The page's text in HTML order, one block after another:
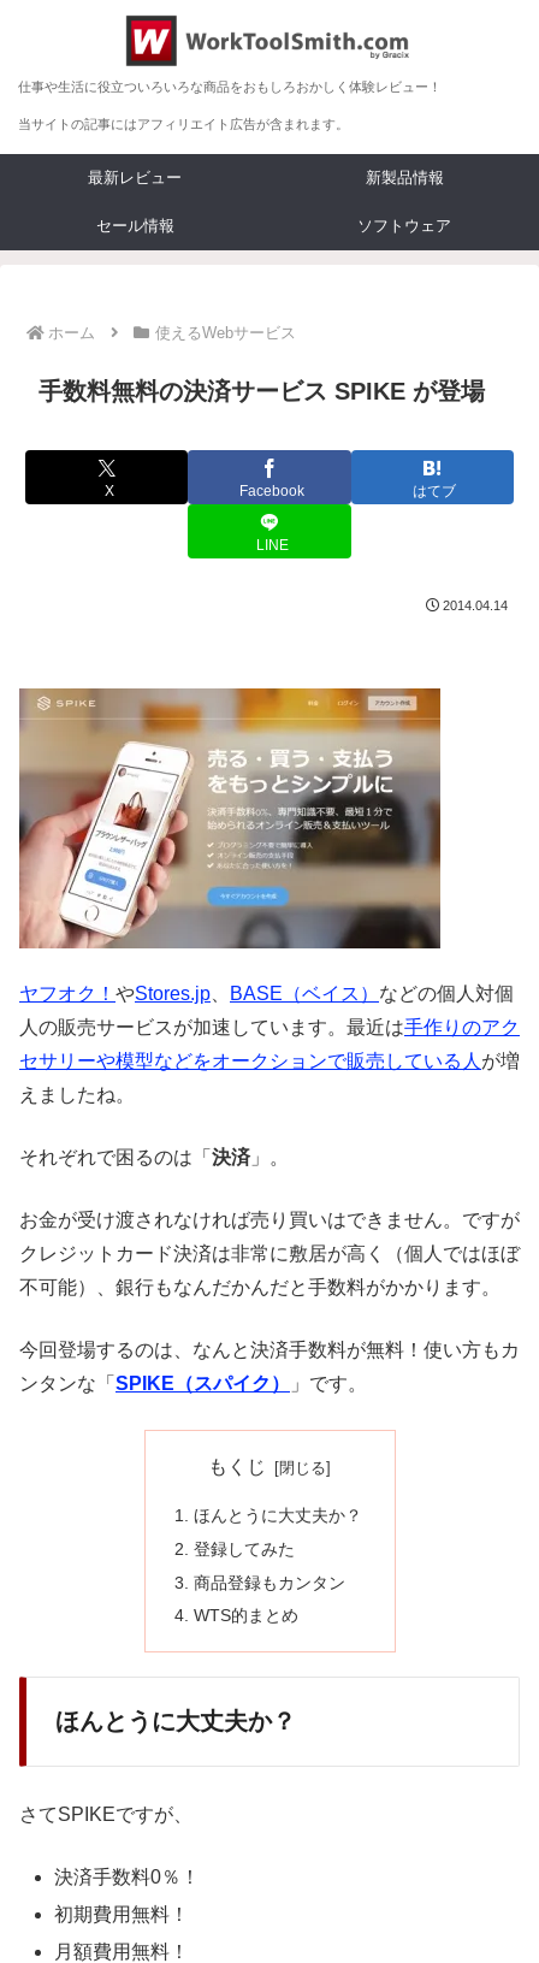
仕事や生活に役立ついろいろな商品をおもしろおかしく体験レビュー！
当サイトの記事にはアフィリエイト広告が含まれます。
最新レビュー 新製品情報
セール情報 ソフトウェア
ホーム 使えるWebサービス
手数料無料の決済サービス SPIKE が登場
X Facebook はてブ
LINE
2014.04.14
ヤフオク！ やStores.jp BASE（ベイス） などの個人対個
人の販売サービスが加速しています。最近は手作りのアク
セサリーや模型などをオークションで販売している人 が増
えましたね。
それぞれで困るのは「 決済 」。
お金が受け渡されなければ売り買いはできません。ですが
クレジットカード決済は非常に敷居が高く（個人ではほぼ
不可能）、銀行もなんだかんだと手数料がかかります。
今回登場するのは、なんと決済手数料が無料！使い方もカ
ンタンな「 SPIKE（スパイク） 」です。
もくじ
ほんとうに大丈夫か？
登録してみた
商品登録もカンタン
WTS的まとめ
ほんとうに大丈夫か？
さてSPIKEですが、
決済手数料0％！
初期費用無料！
月額費用無料！